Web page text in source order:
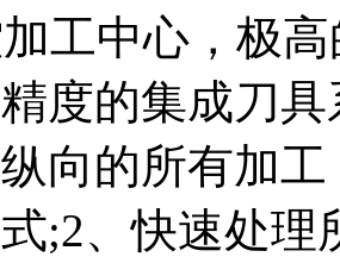
工中心，极
度的集成刀
向的所有加
;2、快速处